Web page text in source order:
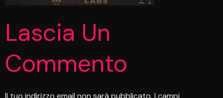
Lascia Un
Commento